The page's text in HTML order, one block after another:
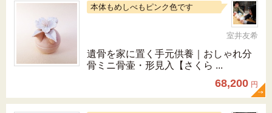
本体もめしべもピンク色です
室井友希
遺骨を家に置く手元供養｜おしゃれ分
骨ミニ骨壷・形見入【さくら ...
68,200 円